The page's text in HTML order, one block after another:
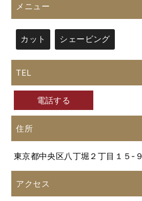
メニュー
カット シェービング
TEL
電話する
住所
東京都中央区八丁堀２丁目１５-９
アクセス